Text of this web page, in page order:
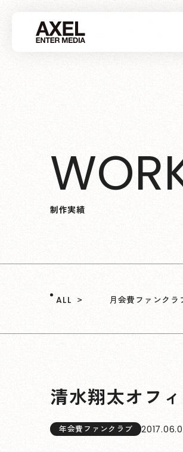
WOR
制作実績
ALL 月会費ファンクラ
清水翔太オフ
年会費ファンクラブ